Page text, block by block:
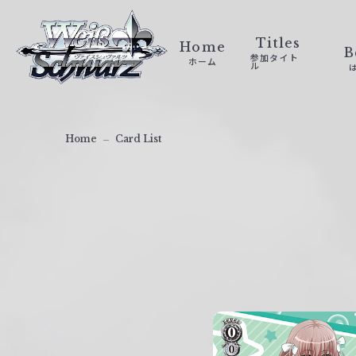
ァ
Home
ホーム
Titles
参加タイト
ル
Home Card List